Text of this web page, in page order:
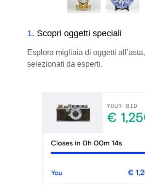
1. Scopri oggetti speciali
Esplora migliaia di oggetti all’asta,
selezionati da esperti.